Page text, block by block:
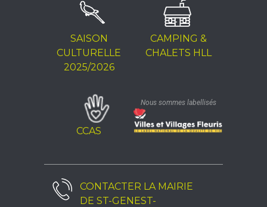
SAISON
CULTURELLE
2025/2026
CAMPING &
CHALETS HLL
CCAS
Nous sommes labellisés
CONTACTER LA MAIRIE
DE ST-GENEST-